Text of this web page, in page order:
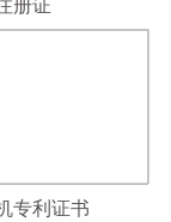
专利证书